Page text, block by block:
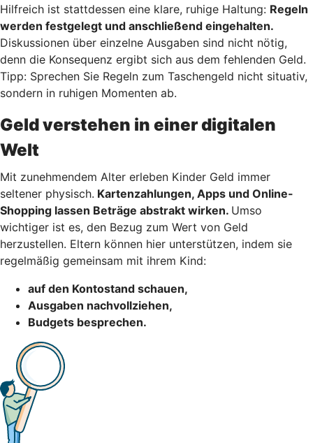
Hilfreich ist stattdessen eine klare, ruhige Haltung: Regeln
werden festgelegt und anschließend eingehalten.
Diskussionen über einzelne Ausgaben sind nicht nötig,
denn die Konsequenz ergibt sich aus dem fehlenden Geld.
Tipp: Sprechen Sie Regeln zum Taschengeld nicht situativ,
sondern in ruhigen Momenten ab.
Geld verstehen in einer digitalen
Welt
Mit zunehmendem Alter erleben Kinder Geld immer
seltener physisch. Kartenzahlungen, Apps und Online-
Shopping lassen Beträge abstrakt wirken. Umso
wichtiger ist es, den Bezug zum Wert von Geld
herzustellen. Eltern können hier unterstützen, indem sie
regelmäßig gemeinsam mit ihrem Kind:
auf den Kontostand schauen,
Ausgaben nachvollziehen,
Budgets besprechen.